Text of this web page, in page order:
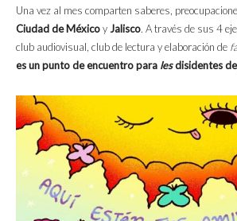
Una vez al mes comparten saberes,
Ciudad de MéxicoyJalisco. A través de sus 4
club audiovisual, club de lectura y elaboración de
es un punto de encuentro para lesdisidentes